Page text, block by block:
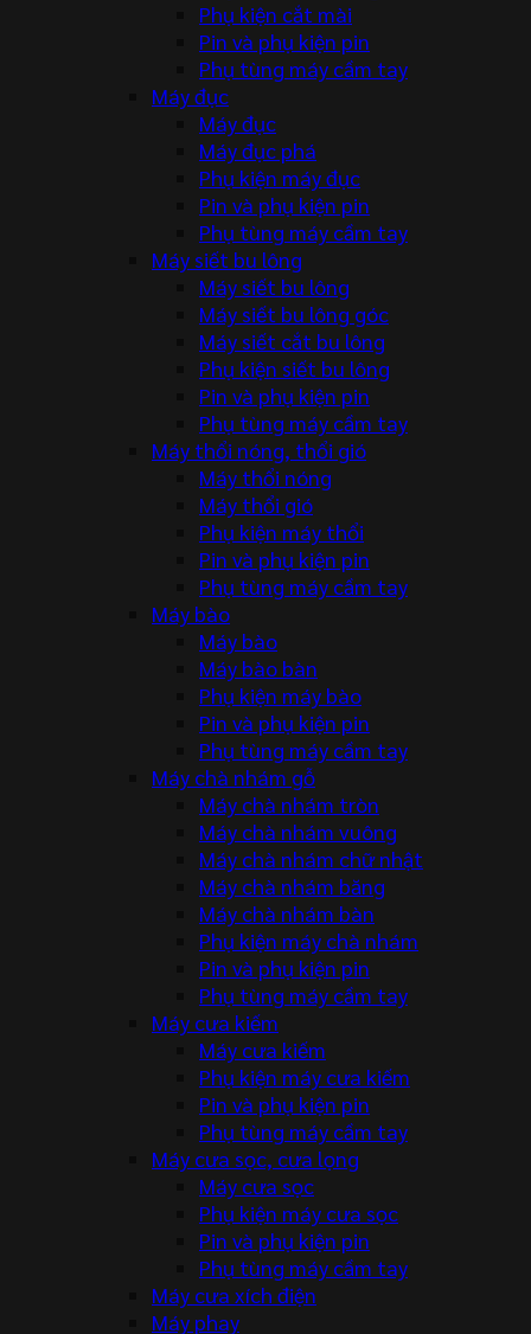
Phụ kiện cắt mài
Pin và phụ kiện pin
Phụ tùng máy cầm tay
Máy đục
Máy đục
Máy đục phá
Phụ kiện máy đục
Pin và phụ kiện pin
Phụ tùng máy cầm tay
Máy siết bu lông
Máy siết bu lông
Máy siết bu lông góc
Máy siết cắt bu lông
Phụ kiện siết bu lông
Pin và phụ kiện pin
Phụ tùng máy cầm tay
Máy thổi nóng, thổi gió
Máy thổi nóng
Máy thổi gió
Phụ kiện máy thổi
Pin và phụ kiện pin
Phụ tùng máy cầm tay
Máy bào
Máy bào
Máy bào bàn
Phụ kiện máy bào
Pin và phụ kiện pin
Phụ tùng máy cầm tay
Máy chà nhám gỗ
Máy chà nhám tròn
Máy chà nhám vuông
Máy chà nhám chữ nhật
Máy chà nhám băng
Máy chà nhám bàn
Phụ kiện máy chà nhám
Pin và phụ kiện pin
Phụ tùng máy cầm tay
Máy cưa kiếm
Máy cưa kiếm
Phụ kiện máy cưa kiếm
Pin và phụ kiện pin
Phụ tùng máy cầm tay
Máy cưa sọc, cưa lọng
Máy cưa sọc
Phụ kiện máy cưa sọc
Pin và phụ kiện pin
Phụ tùng máy cầm tay
Máy cưa xích điện
Máy phay